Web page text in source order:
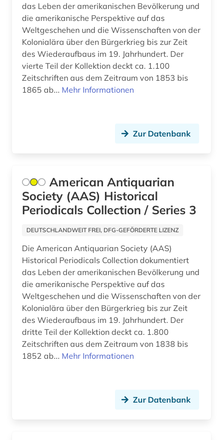
lebenserwartung (1)
lexikon (1)
lied (1)
liedtext (1)
lieferbares buch (1)
literaturgeschichte 1789 - 1850 (1)
louvre (1)
low countries studies (1)
lyrik (6)
maghreb-studien (1)
malerei (1)
maritime wirtschaft (1)
mathematik (1)
menschenrecht (1)
das Leben der amerikanischen Bevölkerung und
die amerikanische Perspektive auf das
Weltgeschehen und die Wissenschaften von der
Kolonialära über den Bürgerkrieg bis zur Zeit
des Wiederaufbaus im 19. Jahrhundert. Der
vierte Teil der Kollektion deckt ca. 1.100
Zeitschriften aus dem Zeitraum von 1853 bis
1865 ab... Mehr Informationen
Zur Datenbank
American Antiquarian
Society (AAS) Historical
Periodicals Collection / Series 3
DEUTSCHLANDWEIT FREI, DFG-GEFÖRDERTE LIZENZ
Die American Antiquarian Society (AAS)
Historical Periodicals Collection dokumentiert
das Leben der amerikanischen Bevölkerung und
die amerikanische Perspektive auf das
Weltgeschehen und die Wissenschaften von der
Kolonialära über den Bürgerkrieg bis zur Zeit
des Wiederaufbaus im 19. Jahrhundert. Der
dritte Teil der Kollektion deckt ca. 1.800
Zeitschriften aus dem Zeitraum von 1838 bis
1852 ab... Mehr Informationen
Zur Datenbank